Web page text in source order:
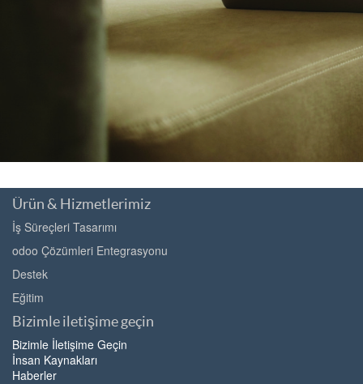
Ürün & Hizmetlerimiz
İş Süreçleri Tasarımı
odoo Çözümleri Entegrasyonu
Destek
Eğitim
Bizimle iletişime geçin
Bizimle İletişime Geçin
İnsan Kaynakları
Haberler